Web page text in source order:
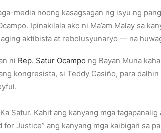
media noong kasagsagan ng isyu ng
Ipinakilala ako ni Ma’am Malay sa
aktibista at rebolusyunaryo — na
ni Rep. Satur Ocampo ng Bayan Muna
kongresista, si Teddy Casiño, para
Satur. Kahit ang kanyang mga
for Justice” ang kanyang mga kaibigan sa